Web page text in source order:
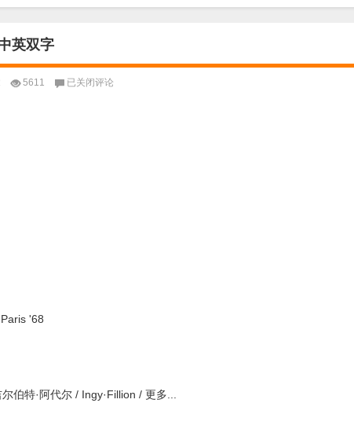
英双字
5611
2003
已关闭评论
'68
伯特·阿代尔 / Ingy·Fillion / 更多...